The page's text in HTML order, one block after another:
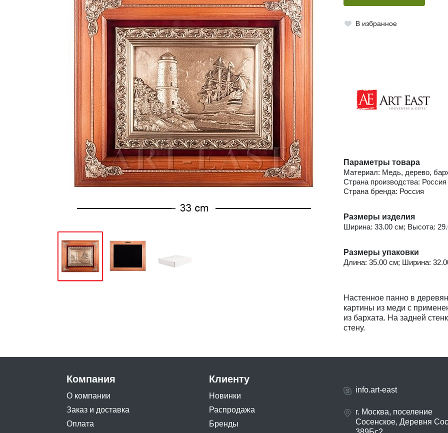
В избранное
Параметры товара
Материал: Медь, дерево,
Страна производства: Россия
Страна бренда: Россия
Размеры изделия
Ширина: 33.00 см; Высота:
Размеры упаковки
Длина: 35.00 см; Ширина:
Настенное панно в
картины из меди с
из бархата. На задней
стену.
Компания
О компании
Заказ и доставка
Оплата
Клиенту
Новинки
Распродажа
Бренды
info.art-east
г. Москва, поселение
Сосенское, Деревня